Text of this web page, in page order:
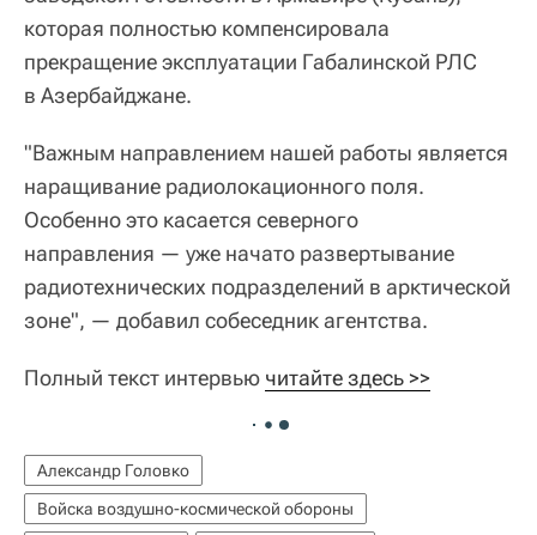
которая полностью компенсировала
прекращение эксплуатации Габалинской РЛС
в Азербайджане.
"Важным направлением нашей работы является
наращивание радиолокационного поля.
Особенно это касается северного
направления — уже начато развертывание
радиотехнических подразделений в арктической
зоне", — добавил собеседник агентства.
Полный текст интервью читайте здесь >>
Александр Головко
Войска воздушно-космической обороны